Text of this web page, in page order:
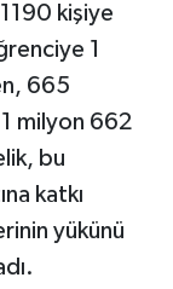
kişiye
1
665
milyon 662
bu
katkı
yükünü